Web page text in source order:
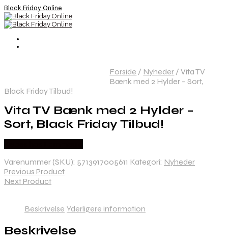
Black Friday Online
Forside / Nyheder / Vita TV
Bænk med 2 Hylder – Sort,
Black Friday Tilbud!
Vita TV Bænk med 2 Hylder –
Sort, Black Friday Tilbud!
Varenummer (SKU): 5713917005611 Kategori: Nyheder
Previous Product
Next Product
Beskrivelse Yderligere information
Beskrivelse